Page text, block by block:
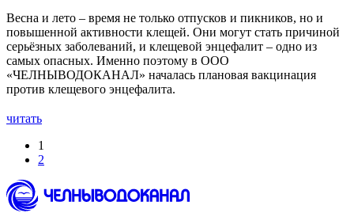
Весна и лето – время не только отпусков и пикников, но и
повышенной активности клещей. Они могут стать причиной
серьёзных заболеваний, и клещевой энцефалит – одно из
самых опасных. Именно поэтому в ООО
«ЧЕЛНЫВОДОКАНАЛ» началась плановая вакцинация
против клещевого энцефалита.
читать
1
2